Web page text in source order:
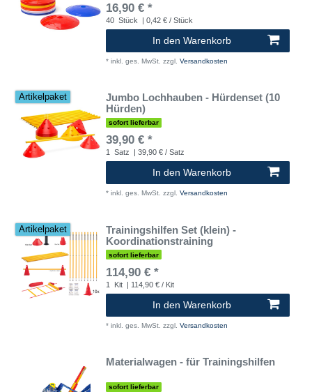
16,90 € *
40 Stück | 0,42 € / Stück
In den Warenkorb
* inkl. ges. MwSt. zzgl. Versandkosten
Artikelpaket
Jumbo Lochhauben - Hürdenset (10
Hürden)
sofort lieferbar
39,90 € *
1 Satz | 39,90 € / Satz
In den Warenkorb
* inkl. ges. MwSt. zzgl. Versandkosten
Artikelpaket
Trainingshilfen Set (klein) -
Koordinationstraining
sofort lieferbar
114,90 € *
1 Kit | 114,90 € / Kit
In den Warenkorb
* inkl. ges. MwSt. zzgl. Versandkosten
Materialwagen - für Trainingshilfen
sofort lieferbar